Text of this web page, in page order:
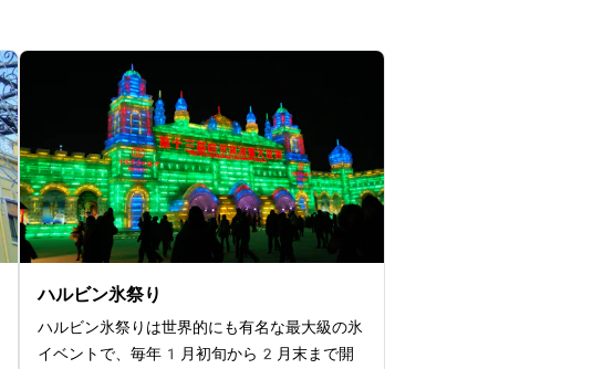
ハルビン氷祭り
ハルビン氷祭りは世界的にも有名な最大級の氷
イベントで、毎年1月初旬から2月末まで開